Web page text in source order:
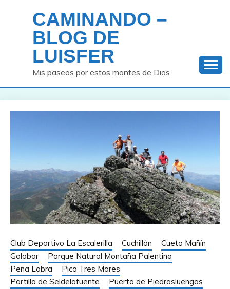
contenido
CAMINANDO –
BLOG DE
LUISFER
Mis paseos por estos montes de Dios
Club Deportivo La Escalerilla Cuchillón
Cueto Mañín
Golobar
Parque Natural Montaña Palentina
Peña Labra
Pico Tres Mares
Portillo de Seldelafuente
Puerto de Piedrasluengas